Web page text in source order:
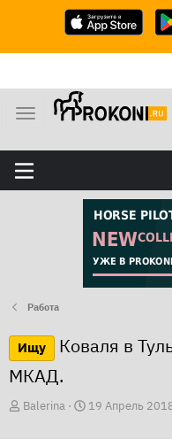
М
н
ю
Работа
Ищу
Коваля в
МКАД.
А
Balerina
Д19 Апрель